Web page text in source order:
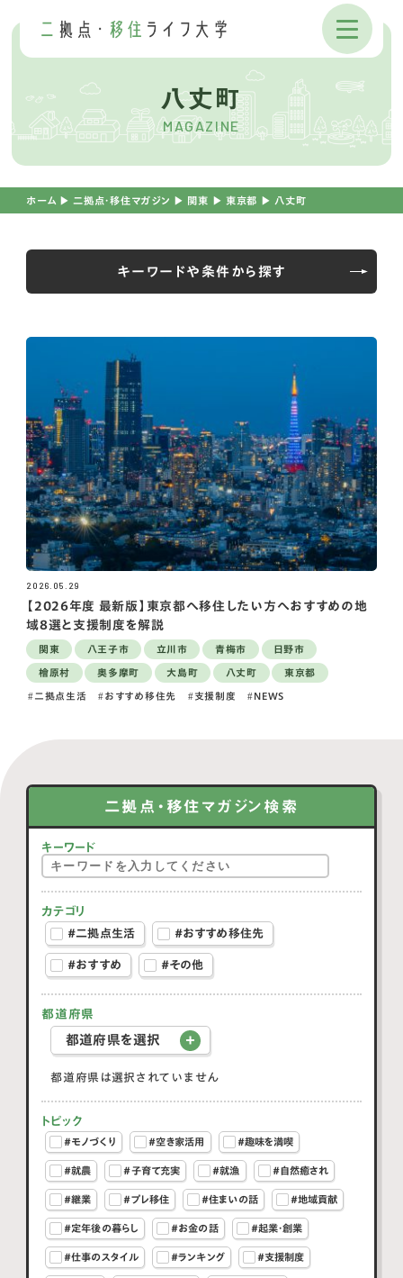
八丈町
MAGAZINE
ホーム ▶︎ 二拠点・移住マガジン ▶︎ 関東 ▶︎ 東京都 ▶︎ 八丈町
キーワードや条件から探す
2026.05.29
【2026年度 最新版】東京都へ移住したい方へおすすめの地
域8選と支援制度を解説
関東 八王子市 立川市 青梅市 日野市
檜原村 奥多摩町 大島町 八丈町 東京都
二拠点生活 おすすめ移住先 支援制度 NEWS
二拠点・移住マガジン検索
キーワード
カテゴリ
#二拠点生活
#おすすめ移住先
#おすすめ #その他
都道府県
都道府県を選択
都道府県は選択されていません
トピック
#モノづくり #空き家活用 #趣味を満喫
#就農 #子育て充実 #就漁 #自然癒され
#継業 #プレ移住 #住まいの話 #地域貢献
#定年後の暮らし #お金の話 #起業・創業
#仕事のスタイル #ランキング #支援制度